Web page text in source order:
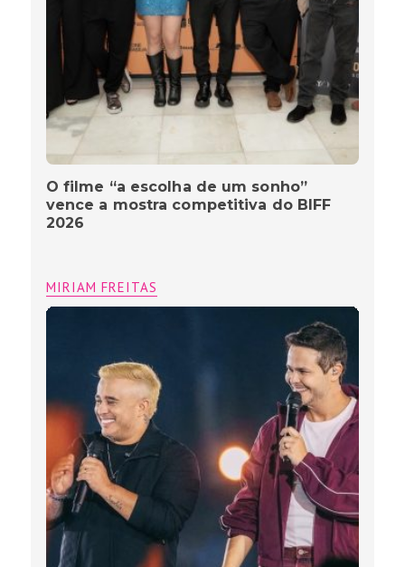
O filme “a escolha de um sonho”
vence a mostra competitiva do BIFF
2026
MIRIAM FREITAS